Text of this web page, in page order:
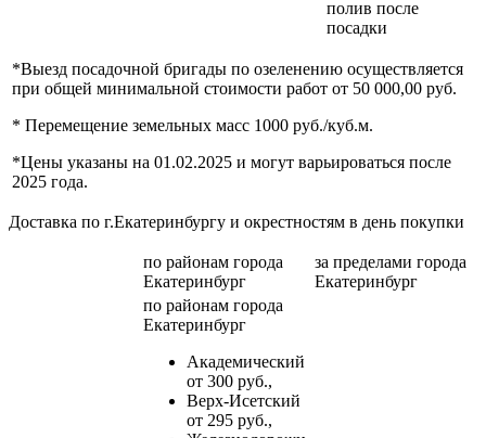
полив после
посадки
*Выезд посадочной бригады по озеленению осуществляется
при общей минимальной стоимости работ от 50 000,00 руб.
* Перемещение земельных масс 1000 руб./куб.м.
*Цены указаны на 01.02.2025 и могут варьироваться после
2025 года.
Доставка по г.Екатеринбургу и окрестностям в день покупки
по районам города
Екатеринбург
за пределами города
Екатеринбург
по районам города
Екатеринбург
Академический
от 300 руб.,
Верх-Исетский
от 295 руб.,